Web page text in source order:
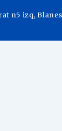
n5 izq,